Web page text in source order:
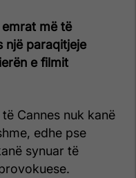
më të
një paraqitjeje
e filmit
Cannes nuk kanë
edhe pse
synuar të